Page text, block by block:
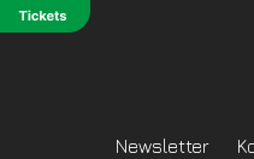
Newsletter